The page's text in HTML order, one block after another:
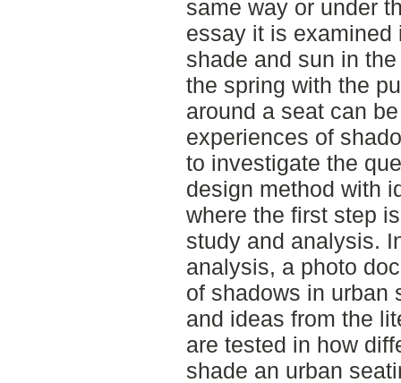
same way or under
essay it is examined
shade and sun in
the spring with the
around a seat can
experiences of
to investigate the
design method with
where the first step
study and analysis.
analysis, a photo
of shadows in urban
and ideas from the
are tested in how
shade an urban